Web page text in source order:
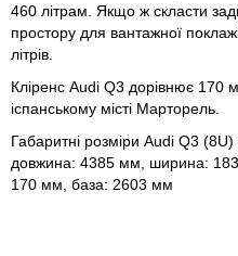
460 літрам. Якщо ж скласти
простору для вантажної
літрів.
Кліренс Audi Q3 дорівнює 170
іспанському місті Марторель.
Габаритні розміри Audi Q3
довжина: 4385 мм, ширина:
170 мм, база: 2603 мм